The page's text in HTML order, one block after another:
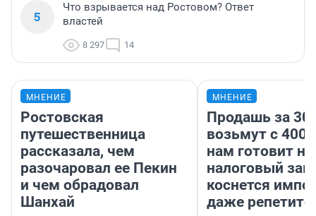
5
Что взрывается над Ростовом? Ответ
властей
8 297 14
МНЕНИЕ
Ростовская
путешественница
рассказала, чем
разочаровал ее Пекин
и чем обрадовал
Шанхай
МНЕНИЕ
Продашь за
возьмут с
нам готовит
налоговый
коснется
даже